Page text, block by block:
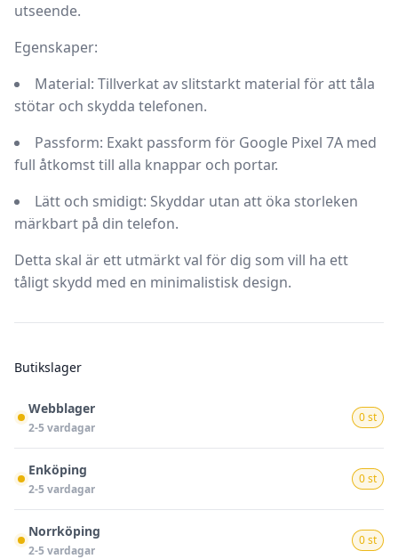
utseende.
Egenskaper:
Material: Tillverkat av slitstarkt material för att tåla
stötar och skydda telefonen.
Passform: Exakt passform för Google Pixel 7A med
full åtkomst till alla knappar och portar.
Lätt och smidigt: Skyddar utan att öka storleken
märkbart på din telefon.
Detta skal är ett utmärkt val för dig som vill ha ett
tåligt skydd med en minimalistisk design.
Butikslager
Webblager
2-5 vardagar
0 st
Enköping
2-5 vardagar
0 st
Norrköping
2-5 vardagar
0 st